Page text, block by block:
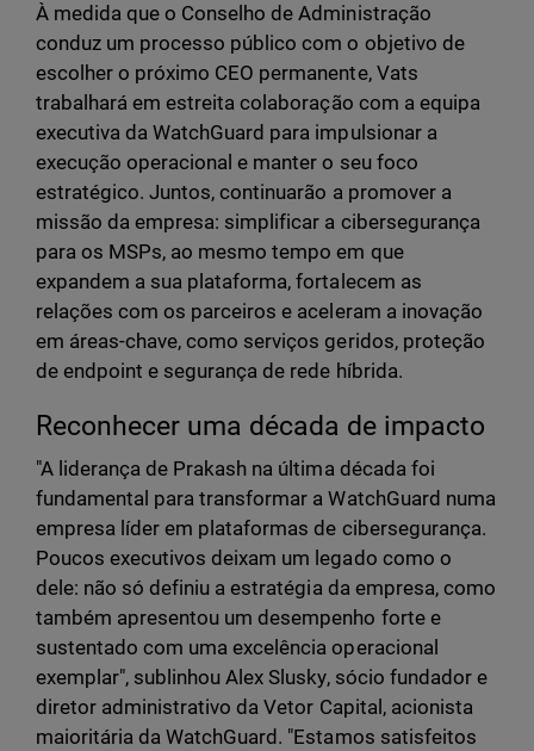
À medida que o Conselho de Administração
conduz um processo público com o objetivo de
escolher o próximo CEO permanente, Vats
trabalhará em estreita colaboração com a equipa
executiva da WatchGuard para impulsionar a
execução operacional e manter o seu foco
estratégico. Juntos, continuarão a promover a
missão da empresa: simplificar a cibersegurança
para os MSPs, ao mesmo tempo em que
expandem a sua plataforma, fortalecem as
relações com os parceiros e aceleram a inovação
em áreas-chave, como serviços geridos, proteção
de endpoint e segurança de rede híbrida.
Reconhecer uma década de impacto
"A liderança de Prakash na última década foi
fundamental para transformar a WatchGuard numa
empresa líder em plataformas de cibersegurança.
Poucos executivos deixam um legado como o
dele: não só definiu a estratégia da empresa, como
também apresentou um desempenho forte e
sustentado com uma excelência operacional
exemplar", sublinhou Alex Slusky, sócio fundador e
diretor administrativo da Vetor Capital, acionista
maioritária da WatchGuard. "Estamos satisfeitos